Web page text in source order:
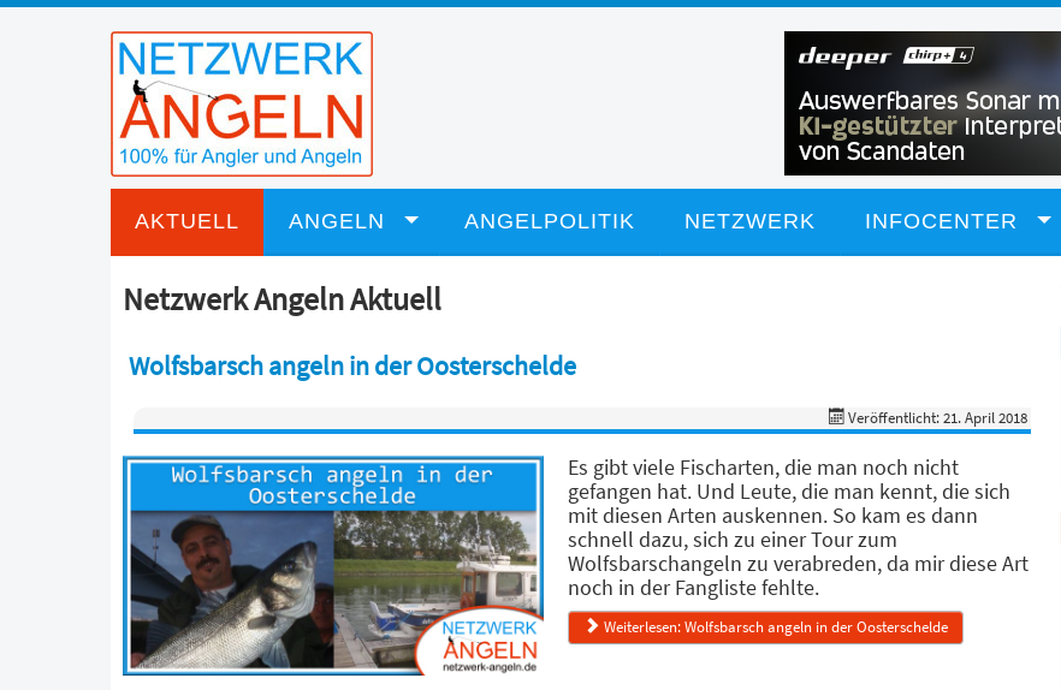
AKTUELL ANGELN ANGELPOLITIK NETZWERK INFOCENTER
Netzwerk Angeln Aktuell
Wolfsbarsch angeln in der Oosterschelde
Veröffentlicht: 21. April 2018
Es gibt viele Fischarten, die man noch nicht
gefangen hat. Und Leute, die man kennt, die sich
mit diesen Arten auskennen. So kam es dann
schnell dazu, sich zu einer Tour zum
Wolfsbarschangeln zu verabreden, da mir diese Art
noch in der Fangliste fehlte.
Weiterlesen: Wolfsbarsch angeln in der Oosterschelde